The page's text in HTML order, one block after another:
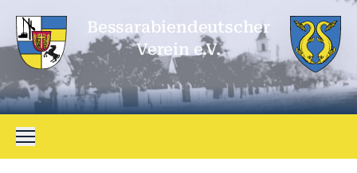
Bessarabien­deutscher
Verein e.V.
Menü öffnen